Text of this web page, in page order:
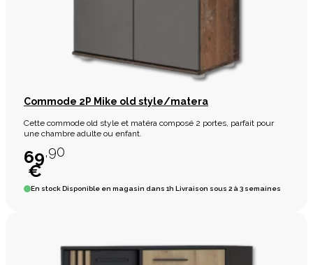
Commode 2P Mike old style/matera
Cette commode old style et matéra composé 2 portes, parfait pour
une chambre adulte ou enfant.
69,90
€
En stockDisponible en magasin dans 1h Livraison sous 2 à 3 semaines